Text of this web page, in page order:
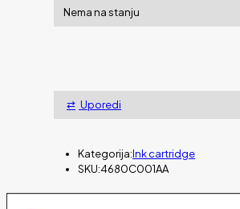
Nema na stanju
Uporedi
Kategorija:Ink cartridge
SKU:4680C001AA